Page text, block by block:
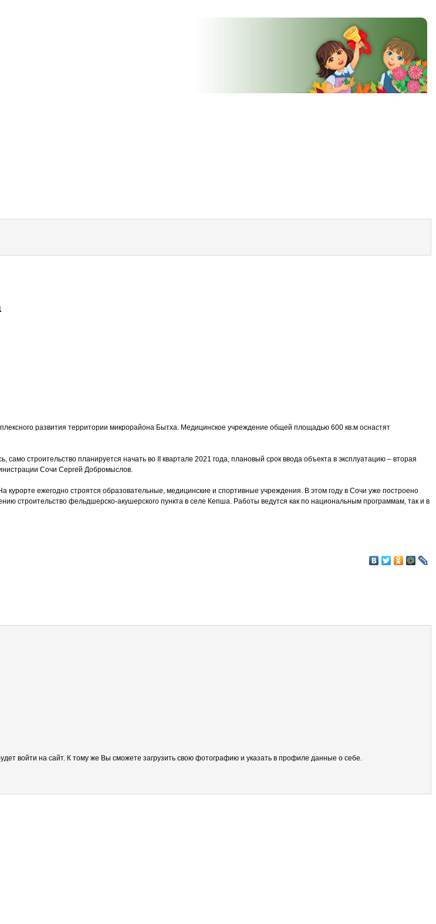
развития территории микрорайона Бытха. Медицинское учреждение общей площадью 600 кв.м оснастят
строительство планируется начать во II квартале 2021 года, плановый срок ввода объекта в эксплуатацию – вторая
Сочи Сергей Добромыслов.
ежегодно строятся образовательные, медицинские и спортивные учреждения. В этом году в Сочи уже построено
строительство фельдшерско-акушерского пункта в селе Кепша. Работы ведутся как по национальным программам, так и в
войти на сайт. К тому же Вы сможете загрузить свою фотографию и указать в профиле данные о себе.